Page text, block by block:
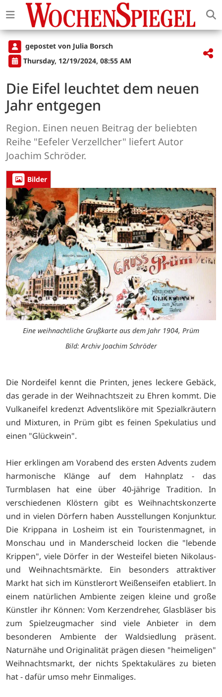
gepostet von Julia Borsch
Thursday, 12/19/2024, 08:55 AM
Die Eifel leuchtet dem neuen
Jahr entgegen
Region. Einen neuen Beitrag der beliebten
Reihe "Eefeler Verzellcher" liefert Autor
Joachim Schröder.
Bilder
Eine weihnachtliche Grußkarte aus dem Jahr 1904, Prüm
Bild: Archiv Joachim Schröder
Die Nordeifel kennt die Printen, jenes leckere Gebäck,
das gerade in der Weihnachtszeit zu Ehren kommt. Die
Vulkaneifel kredenzt Adventsliköre mit Spezialkräutern
und Mixturen, in Prüm gibt es feinen Spekulatius und
einen "Glückwein".
Hier erklingen am Vorabend des ersten Advents zudem
harmonische Klänge auf dem Hahnplatz - das
Turmblasen hat eine über 40-jährige Tradition. In
verschiedenen Klöstern gibt es Weihnachtskonzerte
und in vielen Dörfern haben Ausstellungen Konjunktur.
Die Krippana in Losheim ist ein Touristenmagnet, in
Monschau und in Manderscheid locken die "lebende
Krippen", viele Dörfer in der Westeifel bieten Nikolaus-
und Weihnachtsmärkte. Ein besonders attraktiver
Markt hat sich im Künstlerort Weißenseifen etabliert. In
einem natürlichen Ambiente zeigen kleine und große
Künstler ihr Können: Vom Kerzendreher, Glasbläser bis
zum Spielzeugmacher sind viele Anbieter in dem
besonderen Ambiente der Waldsiedlung präsent.
Naturnähe und Originalität prägen diesen "heimeligen"
Weihnachtsmarkt, der nichts Spektakuläres zu bieten
hat - dafür umso mehr Einmaliges.